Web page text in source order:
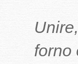
forno